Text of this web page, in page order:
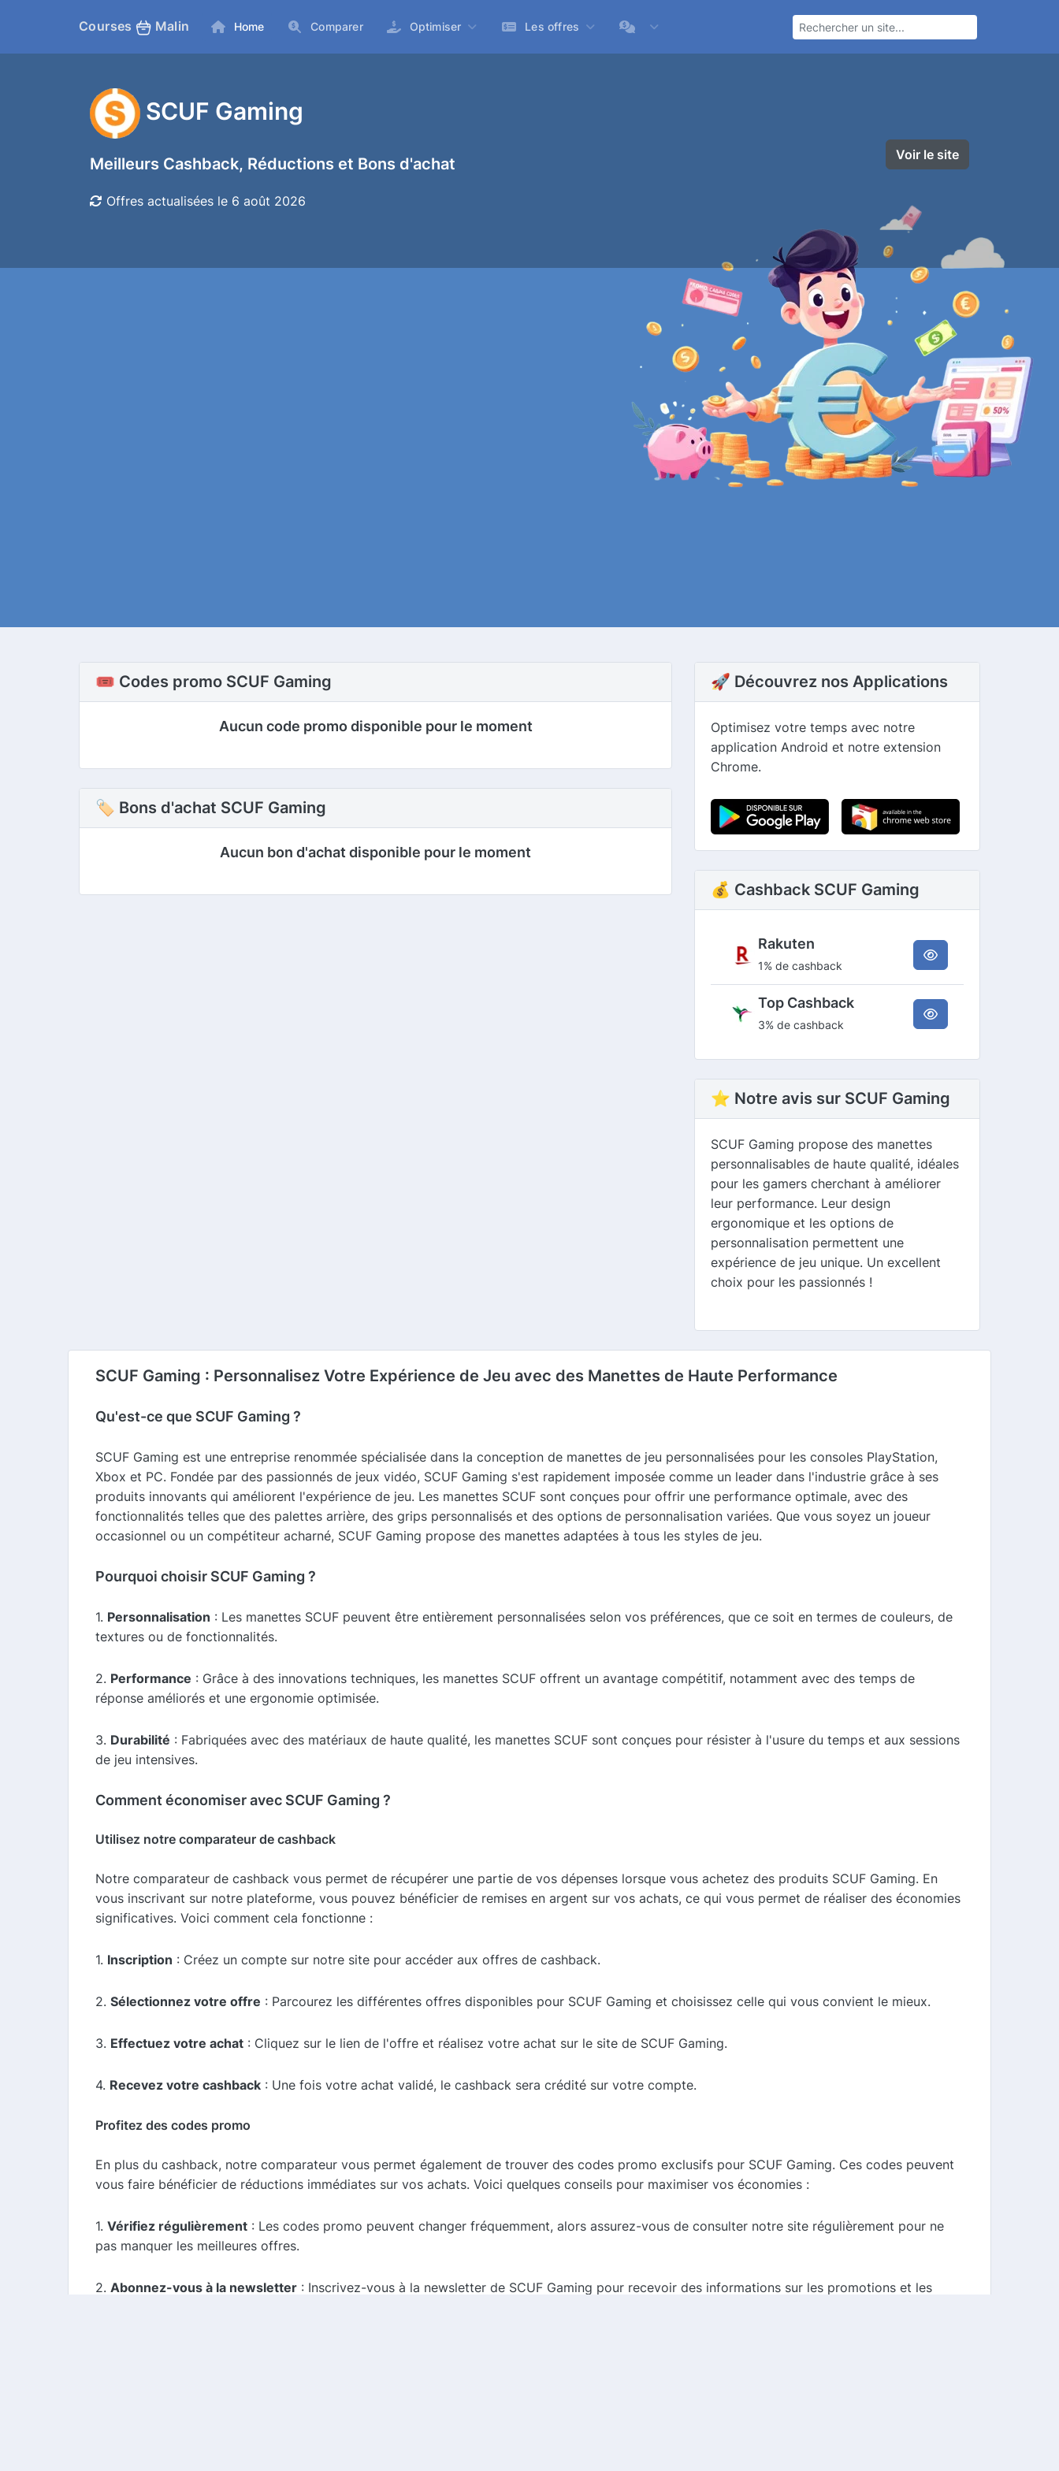
Courses Malin Home Comparer Optimiser Les offres
SCUF Gaming
Meilleurs Cashback, Réductions et Bons d'achat
Offres actualisées le 6 août 2026
Voir le site
🎟️ Codes promo SCUF Gaming
Aucun code promo disponible pour le moment
🏷 Bons d'achat SCUF Gaming
Aucun bon d'achat disponible pour le moment
🚀 Découvrez nos Applications
Optimisez votre temps avec notre
application Android et notre extension
Chrome.
💰 Cashback SCUF Gaming
Rakuten
1% de cashback
Top Cashback
3% de cashback
⭐ Notre avis sur SCUF Gaming
SCUF Gaming propose des manettes
personnalisables de haute qualité, idéales
pour les gamers cherchant à améliorer
leur performance. Leur design
ergonomique et les options de
personnalisation permettent une
expérience de jeu unique. Un excellent
choix pour les passionnés !
SCUF Gaming : Personnalisez Votre Expérience de Jeu avec des Manettes de Haute Performance
Qu'est-ce que SCUF Gaming ?
SCUF Gaming est une entreprise renommée spécialisée dans la conception de manettes de jeu personnalisées pour les consoles PlayStation,
Xbox et PC. Fondée par des passionnés de jeux vidéo, SCUF Gaming s'est rapidement imposée comme un leader dans l'industrie grâce à ses
produits innovants qui améliorent l'expérience de jeu. Les manettes SCUF sont conçues pour offrir une performance optimale, avec des
fonctionnalités telles que des palettes arrière, des grips personnalisés et des options de personnalisation variées. Que vous soyez un joueur
occasionnel ou un compétiteur acharné, SCUF Gaming propose des manettes adaptées à tous les styles de jeu.
Pourquoi choisir SCUF Gaming ?
1. Personnalisation : Les manettes SCUF peuvent être entièrement personnalisées selon vos préférences, que ce soit en termes de couleurs, de
textures ou de fonctionnalités.
2. Performance : Grâce à des innovations techniques, les manettes SCUF offrent un avantage compétitif, notamment avec des temps de
réponse améliorés et une ergonomie optimisée.
3. Durabilité : Fabriquées avec des matériaux de haute qualité, les manettes SCUF sont conçues pour résister à l'usure du temps et aux sessions
de jeu intensives.
Comment économiser avec SCUF Gaming ?
Utilisez notre comparateur de cashback
Notre comparateur de cashback vous permet de récupérer une partie de vos dépenses lorsque vous achetez des produits SCUF Gaming. En
vous inscrivant sur notre plateforme, vous pouvez bénéficier de remises en argent sur vos achats, ce qui vous permet de réaliser des économies
significatives. Voici comment cela fonctionne :
1. Inscription : Créez un compte sur notre site pour accéder aux offres de cashback.
2. Sélectionnez votre offre : Parcourez les différentes offres disponibles pour SCUF Gaming et choisissez celle qui vous convient le mieux.
3. Effectuez votre achat : Cliquez sur le lien de l'offre et réalisez votre achat sur le site de SCUF Gaming.
4. Recevez votre cashback : Une fois votre achat validé, le cashback sera crédité sur votre compte.
Profitez des codes promo
En plus du cashback, notre comparateur vous permet également de trouver des codes promo exclusifs pour SCUF Gaming. Ces codes peuvent
vous faire bénéficier de réductions immédiates sur vos achats. Voici quelques conseils pour maximiser vos économies :
1. Vérifiez régulièrement : Les codes promo peuvent changer fréquemment, alors assurez-vous de consulter notre site régulièrement pour ne
pas manquer les meilleures offres.
2. Abonnez-vous à la newsletter : Inscrivez-vous à la newsletter de SCUF Gaming pour recevoir des informations sur les promotions et les